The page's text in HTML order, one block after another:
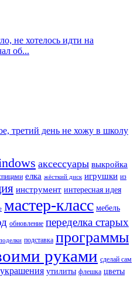
не хотелось идти на
об...
третий день не хожу в школу
аксессуары выкройка
елка жёсткий диск игрушки из
инструмент интересная идея
мастер-класс мебель
обновление переделка старых
подставка программы
руками сделай сам
украшения утилиты флешка цветы